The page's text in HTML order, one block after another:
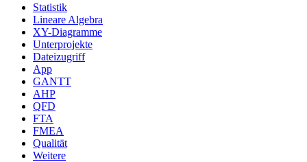
Statistik
Lineare Algebra
XY-Diagramme
Unterprojekte
Dateizugriff
App
GANTT
AHP
QFD
FTA
FMEA
Qualität
Weitere